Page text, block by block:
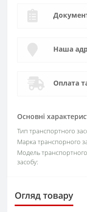
Основні
Тип транспортного
Марка транспорного
Модель транспортного
засобу:
Наша
Оплата
Огляд товару